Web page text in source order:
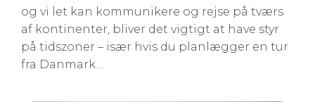
og vi let kan kommunikere og rejse på tværs
af kontinenter, bliver det vigtigt at have styr
på tidszoner – især hvis du planlægger en tur
fra Danmark…